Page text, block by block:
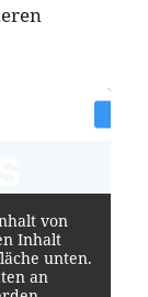
von
Inhalt
unten.
an